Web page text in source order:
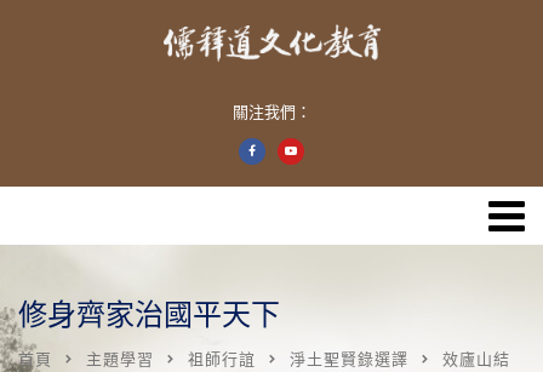
關注我們：
修身齊家治國平天下
首頁 主題學習 祖師行誼 淨土聖賢錄選譯
效廬山結